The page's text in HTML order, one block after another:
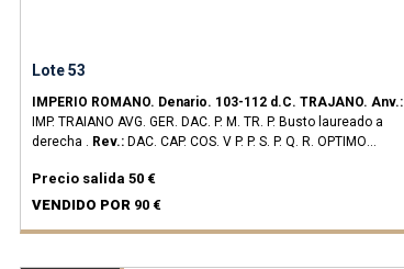
Lote 53
IMPERIO ROMANO. Denario. 103-112 d.C. TRAJANO. Anv.:
IMP. TRAIANO AVG. GER. DAC. P. M. TR. P. Busto laureado a
derecha . Rev.: DAC. CAP. COS. V P. P. S. P. Q. R. OPTIMO
2,95 grs.AR.(Oxidaciones).
Precio salida 50 €
VENDIDO POR 90 €